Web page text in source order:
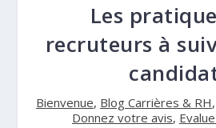
Les
recruteurs à
Bienvenue, Blog Carrières & RH,
Donnez votre avis,